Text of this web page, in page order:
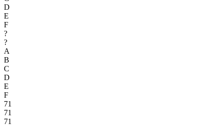
D
E
F
?
?
A
B
C
D
E
F
71
71
71